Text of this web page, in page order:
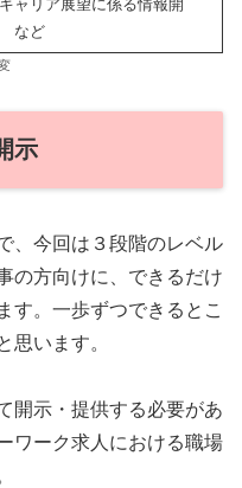
ャリア展望に係る情報開
など
示
、今回は３段階のレベル
の方向けに、できるだけ
す。一歩ずつできるとこ
思います。
開示・提供する必要があ
ワーク求人における職場